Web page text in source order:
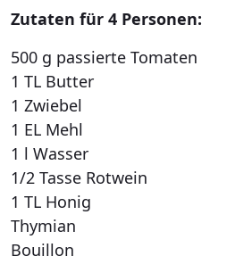
Zutaten für 4 Personen:
500 g passierte Tomaten
1 TL Butter
1 Zwiebel
1 EL Mehl
1 l Wasser
1/2 Tasse Rotwein
1 TL Honig
Thymian
Bouillon